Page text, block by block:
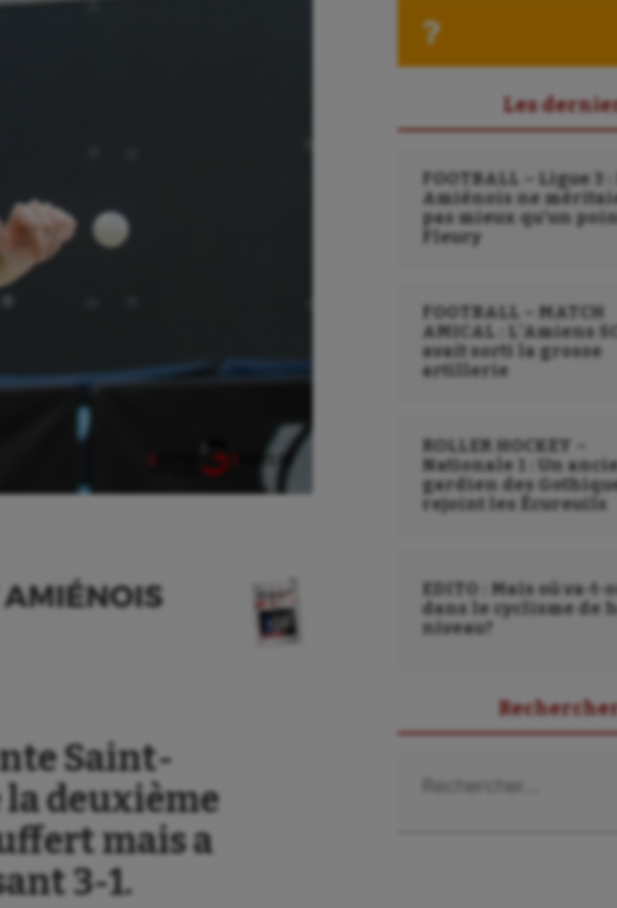
Saint-
la deuxième
mais a
3-1.
Les
FOOTBALL – Ligue 3 :
Amiénois ne
pas mieux qu’un
Fleury
FOOTBALL – MATCH
AMICAL : L’Amiens SC
avait sorti la grosse
artillerie
ROLLER HOCKEY –
Nationale 1 : Un
gardien des
rejoint les Écureuils
EDITO : Mais où va-t-
dans le cyclisme de
niveau?